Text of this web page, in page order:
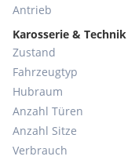
Antrieb
Karosserie & Technik
Zustand
Fahrzeugtyp
Hubraum
Anzahl Türen
Anzahl Sitze
Verbrauch